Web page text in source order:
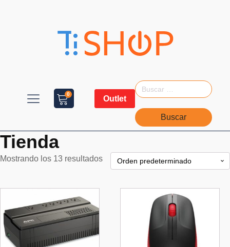
0
Outlet
Tienda
Mostrando los 13 resultados